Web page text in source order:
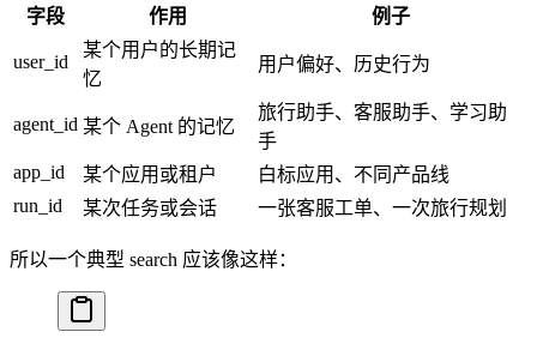
字段 作用 例子
user_id
某个用户的长期记
忆
用户偏好、历史行为
agent_id 某个 Agent 的记忆
旅行助手、客服助手、学习助
手
app_id
某个应用或租户
白标应用、不同产品线
run_id
某次任务或会话 一张客服工单、一次旅行规划
所以一个典型 search 应该像这样：